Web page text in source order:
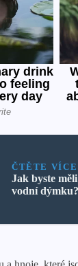
ČTĚTE VÍCE
Jak byste
vodní dýmku?